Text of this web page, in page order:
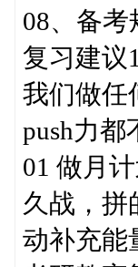
08、备
复习建议
我们做任
push力
01 做月
久战，拼
动补充能